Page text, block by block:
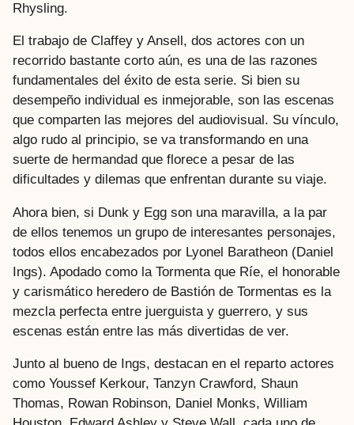
Rhysling.
El trabajo de Claffey y Ansell, dos actores con un
recorrido bastante corto aún, es una de las razones
fundamentales del éxito de esta serie. Si bien su
desempeño individual es inmejorable, son las escenas
que comparten las mejores del audiovisual. Su vínculo,
algo rudo al principio, se va transformando en una
suerte de hermandad que florece a pesar de las
dificultades y dilemas que enfrentan durante su viaje.
Ahora bien, si Dunk y Egg son una maravilla, a la par
de ellos tenemos un grupo de interesantes personajes,
todos ellos encabezados por Lyonel Baratheon (Daniel
Ings). Apodado como la Tormenta que Ríe, el honorable
y carismático heredero de Bastión de Tormentas es la
mezcla perfecta entre juerguista y guerrero, y sus
escenas están entre las más divertidas de ver.
Junto al bueno de Ings, destacan en el reparto actores
como Youssef Kerkour, Tanzyn Crawford, Shaun
Thomas, Rowan Robinson, Daniel Monks, William